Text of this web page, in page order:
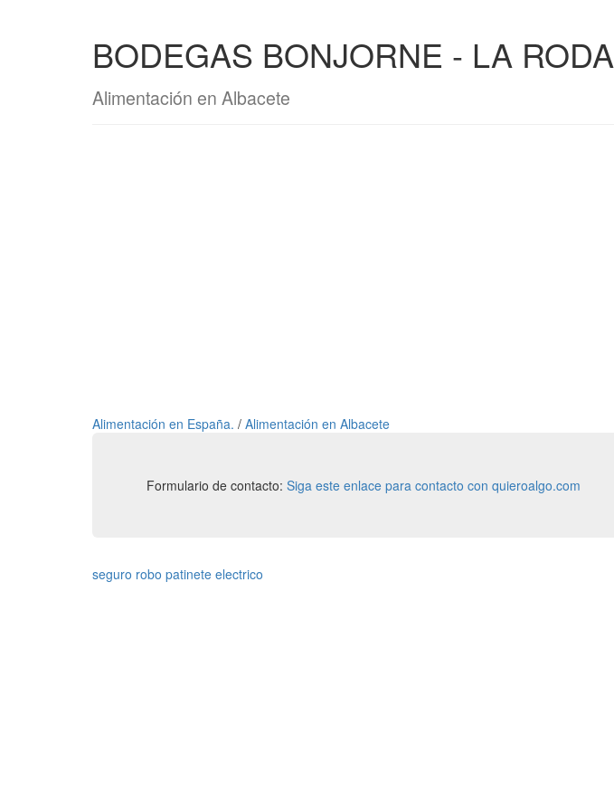
BODEGAS BONJORNE - LA RODA
Alimentación en Albacete
Alimentación en España. / Alimentación en Albacete
Formulario de contacto: Siga este enlace para contacto con quieroalgo.com
seguro robo patinete electrico